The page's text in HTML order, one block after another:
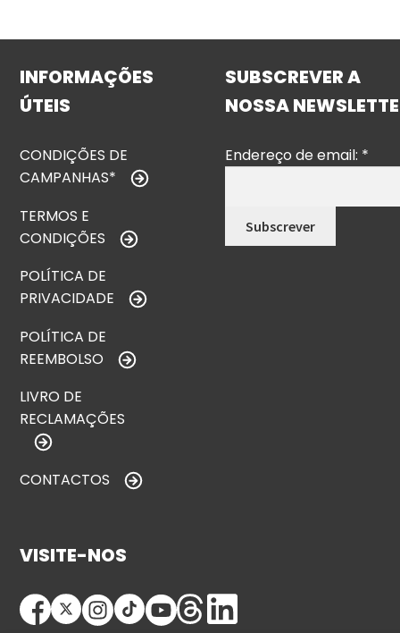
INFORMAÇÕES
ÚTEIS
CONDIÇÕES DE
CAMPANHAS*
TERMOS E
CONDIÇÕES
POLÍTICA DE
PRIVACIDADE
POLÍTICA DE
REEMBOLSO
LIVRO DE
RECLAMAÇÕES
CONTACTOS
SUBSCREVER A
NOSSA
Endereço de email: *
VISITE-NOS